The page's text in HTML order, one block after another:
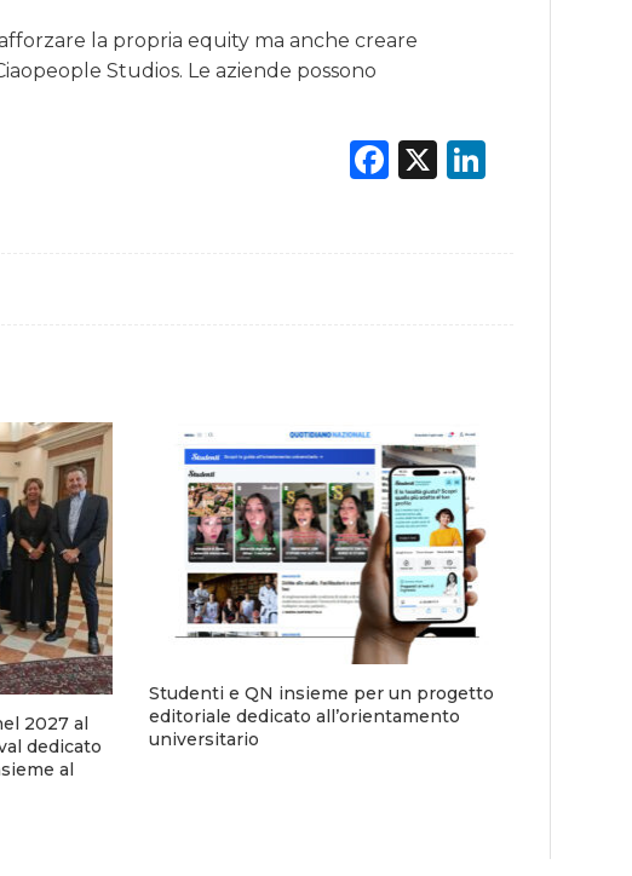
la propria equity ma anche creare
Studios. Le aziende possono
Facebook
X LinkedIn
2027 al
dedicato
al
Studenti e QN insieme per un progetto
editoriale dedicato all’orientamento
universitario